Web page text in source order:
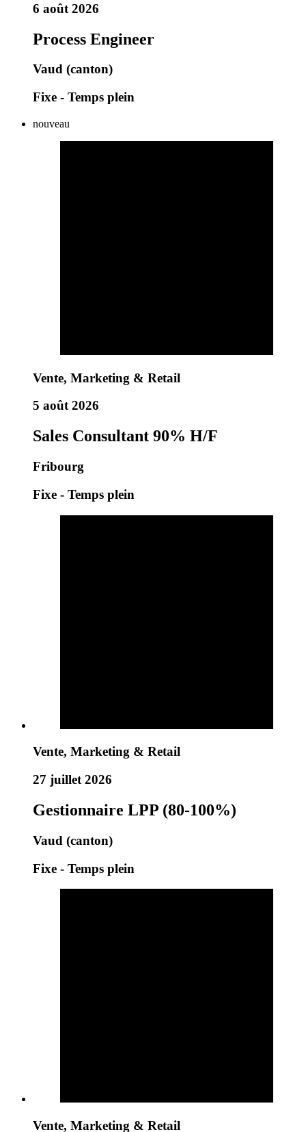
6 août 2026
Process Engineer
Vaud (canton)
Fixe - Temps plein
nouveau
Vente, Marketing & Retail
5 août 2026
Sales Consultant 90% H/F
Fribourg
Fixe - Temps plein
Vente, Marketing & Retail
27 juillet 2026
Gestionnaire LPP (80-100%)
Vaud (canton)
Fixe - Temps plein
Vente, Marketing & Retail